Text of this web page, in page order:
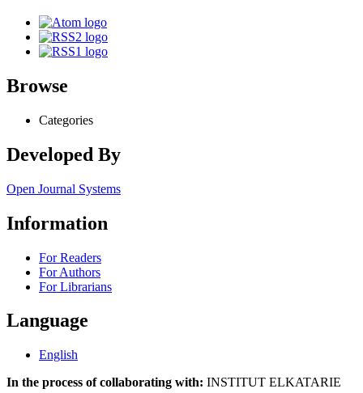
Browse
Categories
Developed By
Open Journal Systems
Information
For Readers
For Authors
For Librarians
Language
English
In the process of collaborating with: INSTITUT ELKATARIE